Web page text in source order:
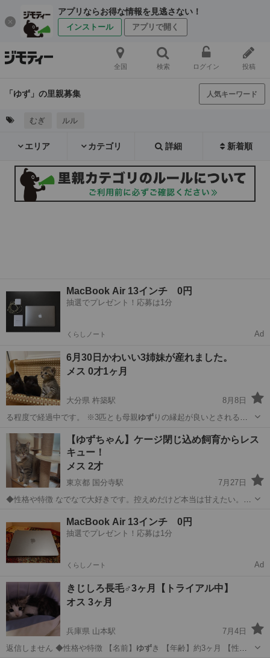
アプリならお得な情報を見逃さない！
インストール アプリで開く
全国 検索 ログイン 投稿
「ゆず」の里親募集 人気キーワード
むぎ ルル
エリア カテゴリ 詳細 新着順
MacBook Air 13インチ 0円
抽選でプレゼント！応募は1分
くらしノート Ad
6月30日かわいい3姉妹が産れました。
メス 0才1ヶ月
大分県 杵築駅
8月8日
る程度で経過中です。 ※3匹とも母親 ゆずりの縁起が良いとされる鍵
大分 杵築市 杵築駅 猫 姉妹
【ゆずちゃん】ケージ閉じ込め飼育からレス
キュー！
メス 2才
東京都 国分寺駅
7月27日
◆性格や特徴 なでなで大好きです。控えめだけど本当は甘えたい。抱
の多頭飼育現場からの保護です。 庭に狭いお手製のケージを並べて1
ケージに1匹づつ、閉じ込めて飼...
猫 ケージ
MacBook Air 13インチ 0円
抽選でプレゼント！応募は1分
くらしノート Ad
きじしろ長毛♂3ヶ月【トライアル中】
オス 3ヶ月
兵庫県 山本駅
7月4日
返信しません ◆性格や特徴 【名前】 ゆずき 【年齢】約3ヶ月 【性